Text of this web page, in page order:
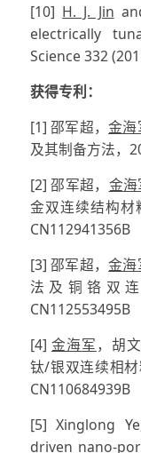
[10] H. J. Jin
electrically
Science 332
获得专利：
[1] 邵军超，金海
及其制备方法，
[2] 邵军超， 金海
金双连续结构材
CN112941356B
[3] 邵军超，金海
法及铜铬双
CN112553495B
[4] 金海军，胡
钛/银双连续相材
CN110684939B
[5] Xinglong
driven nano-